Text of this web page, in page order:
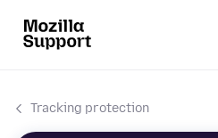
Tracking protection